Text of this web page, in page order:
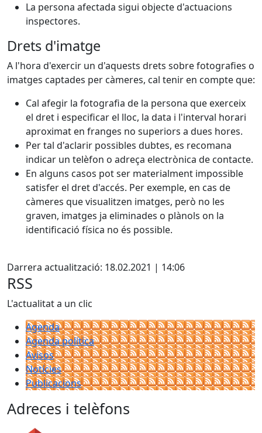
La persona afectada sigui objecte d'actuacions
inspectores.
Drets d'imatge
A l'hora d'exercir un d'aquests drets sobre fotografies o
imatges captades per càmeres, cal tenir en compte que:
Cal afegir la fotografia de la persona que exerceix
el dret i especificar el lloc, la data i l'interval horari
aproximat en franges no superiors a dues hores.
Per tal d'aclarir possibles dubtes, es recomana
indicar un telèfon o adreça electrònica de contacte.
En alguns casos pot ser materialment impossible
satisfer el dret d'accés. Per exemple, en cas de
càmeres que visualitzen imatges, però no les
graven, imatges ja eliminades o plànols on la
identificació física no és possible.
Darrera actualització: 18.02.2021 | 14:06
RSS
L'actualitat a un clic
Agenda
Agenda política
Avisos
Notícies
Publicacions
Adreces i telèfons